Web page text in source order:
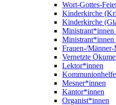
Wort-Gottes-
Kinderkirche
Kinderkirche
Ministrant*innen
Frauen-/
Vernetzte
Lektor*innen
Mesner*innen
Kantor*innen
Organist*innen